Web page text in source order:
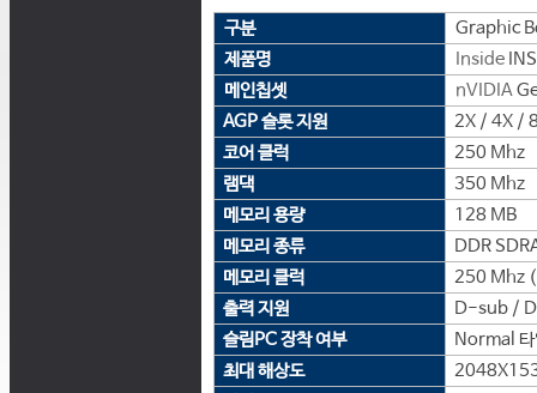
구분
Graphic
제품명
Inside
메인칩셋
nVIDIA
AGP 슬롯 지원
2X / 4X /
코어 클럭
250 Mhz
램댁
350 Mhz
메모리 용량
128 MB
메모리 종류
DDR
메모리 클럭
250 Mhz
출력 지원
D-sub /
슬림PC 장착 여부
Normal 타
최대 해상도